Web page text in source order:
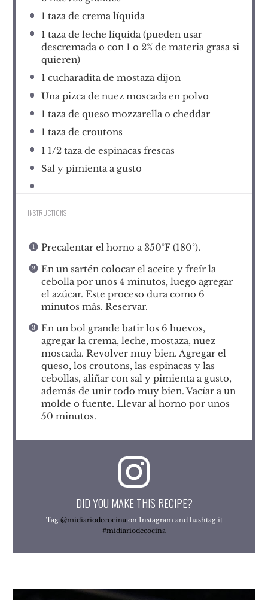
1 taza de crema líquida
1 taza de leche líquida (pueden usar
descremada o con 1 o 2% de materia grasa si
quieren)
1 cucharadita de mostaza dijon
Una pizca de nuez moscada en polvo
1 taza de queso mozzarella o cheddar
1 taza de croutons
1 1/2taza de espinacas frescas
Sal y pimienta a gusto
INSTRUCTIONS
Precalentar el horno a 350°F (180°).
En un sartén colocar el aceite y freír la
cebolla por unos 4 minutos, luego agregar
el azúcar. Este proceso dura como 6
minutos más. Reservar.
En un bol grande batir los 6 huevos,
agregar la crema, leche, mostaza, nuez
moscada. Revolver muy bien. Agregar el
queso, los croutons, las espinacas y las
cebollas, aliñar con sal y pimienta a gusto,
además de unir todo muy bien. Vacíar a un
molde o fuente. Llevar al horno por unos
50 minutos.
DID YOU MAKE THIS RECIPE?
Tag @midiariodecocinaon Instagram and hashtag it
#midiariodecocina